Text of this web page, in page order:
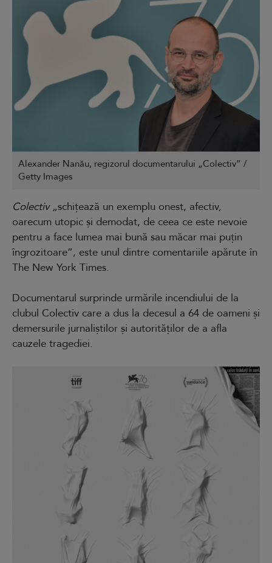
Alexander Nanău, regizorul documentarului „Colectiv” /
Getty Images
Colectiv„schițează un exemplu onest, afectiv,
oarecum utopic și demodat, de ceea ce este nevoie
pentru a face lumea mai bună sau măcar mai puțin
îngrozitoare”, este unul dintre comentariile apărute în
The New York Times.
Documentarul surprinde urmările incendiului de la
clubul Colectiv care a dus la decesul a 64 de oameni și
demersurile jurnaliștilor și autorităților de a afla
cauzele tragediei.